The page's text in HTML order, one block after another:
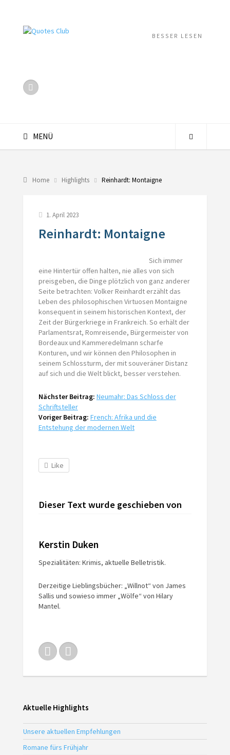
BESSER LESEN
MENÜ
Home Highlights Reinhardt: Montaigne
1. April 2023
Reinhardt: Montaigne
Sich immer
eine Hintertür offen halten, nie alles von sich
preisgeben, die Dinge plötzlich von ganz anderer
Seite betrachten: Volker Reinhardt erzählt das
Leben des philosophischen Virtuosen Montaigne
konsequent in seinem historischen Kontext, der
Zeit der Bürgerkriege in Frankreich. So erhält der
Parlamentsrat, Romreisende, Bürgermeister von
Bordeaux und Kammeredelmann scharfe
Konturen, und wir können den Philosophen in
seinem Schlossturm, der mit souveräner Distanz
auf sich und die Welt blickt, besser verstehen.
Nächster Beitrag: Neumahr: Das Schloss der
Schriftsteller
Voriger Beitrag: French: Afrika und die
Entstehung der modernen Welt
Like
Dieser Text wurde geschieben von
Kerstin Duken
Spezialitäten: Krimis, aktuelle Belletristik.
Derzeitige Lieblingsbücher: „Willnot“ von James
Sallis und sowieso immer „Wölfe“ von Hilary
Mantel.
Aktuelle Highlights
Unsere aktuellen Empfehlungen
Romane fürs Frühjahr